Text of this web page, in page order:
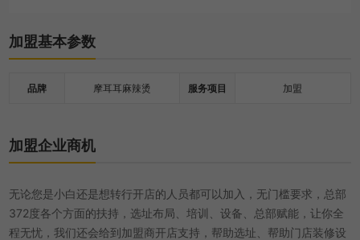
加盟基本参数
品牌 摩耳耳麻辣烫 服务项目 加盟
加盟企业商机
无论您是小白还是想转行开店的人员都可以加入，无门槛要求，总部
372度各个方面的扶持，选址布局、培训、设备、总部赋能，让你全
程无忧，我们还会给到加盟商开店支持，帮助选址、帮助门店装修设